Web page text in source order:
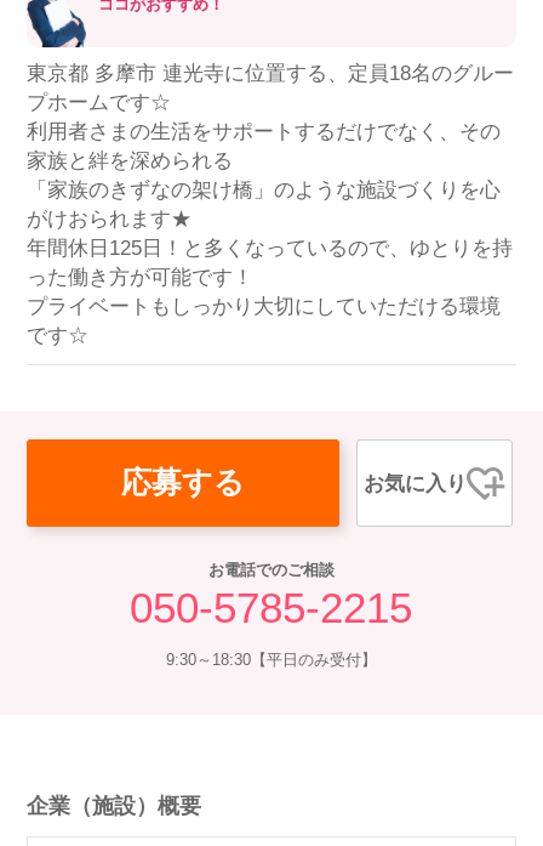
ココがおすすめ！
東京都 多摩市 連光寺に位置する、定員18名のグルー
プホームです☆
利用者さまの生活をサポートするだけでなく、その
家族と絆を深められる
「家族のきずなの架け橋」のような施設づくりを心
がけおられます★
年間休日125日！と多くなっているので、ゆとりを持
った働き方が可能です！
プライベートもしっかり大切にしていただける環境
です☆
応募する お気に入り
お電話でのご相談
050-5785-2215
9:30～18:30【平日のみ受付】
企業（施設）概要